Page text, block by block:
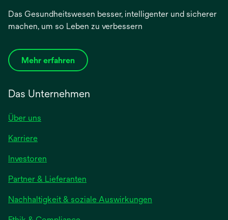
Das Gesundheitswesen besser, intelligenter und sicherer
machen, um so Leben zu verbessern
Mehr erfahren
Das Unternehmen
Über uns
Karriere
Investoren
einer
neuen
Partner & Lieferanten
Nachhaltigkeit & soziale Auswirkungen